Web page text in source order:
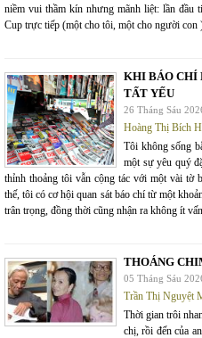
niềm vui thầm kín nhưng mãnh liệt: lần đầu
Cup trực tiếp (một cho tôi, một cho người con
KHI BÁO CHÍ
TẤT YẾU
26 Tháng Sáu
Hoàng Thị Bích
Tôi không sống
một sự yêu quý
thỉnh thoảng tôi vẫn cộng tác với một vài tờ
thế, tôi có cơ hội quan sát báo chí từ một
trân trọng, đồng thời cũng nhận ra không ít
THOÁNG
05 Tháng Sáu
Trần Thị Nguyệt
Thời gian trôi
chị, rồi đến của